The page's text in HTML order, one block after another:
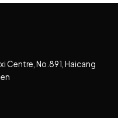
Centre, No.891, Haicang